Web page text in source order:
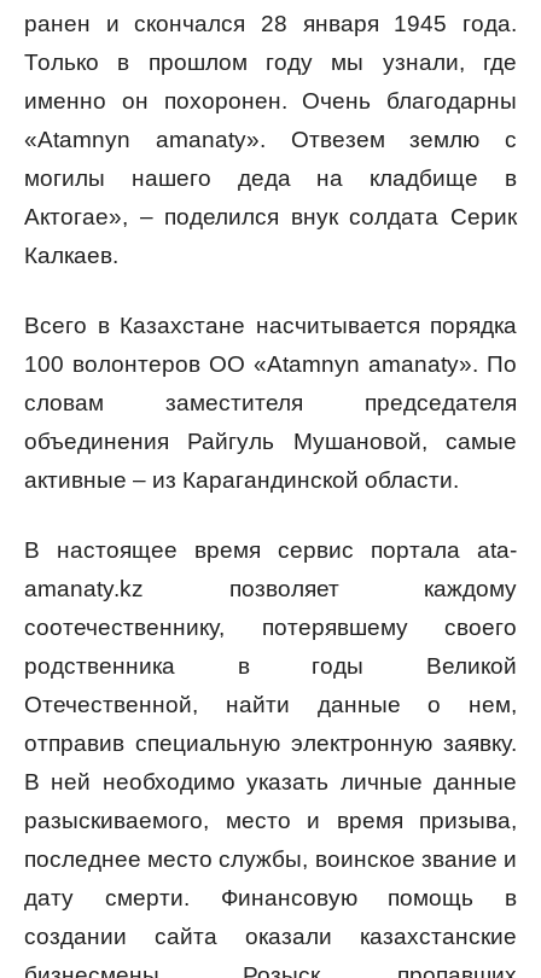
ранен и скончался 28 января 1945 года.
Только в прошлом году мы узнали, где
именно он похоронен. Очень благодарны
«Atamnyn аmanaty». Отвезем землю с
могилы нашего деда на кладбище в
Актогае», – поделился внук солдата Серик
Калкаев.
Всего в Казахстане насчитывается порядка
100 волонтеров ОО «Atamnyn amanaty». По
словам заместителя председателя
объединения Райгуль Мушановой, самые
активные – из Карагандинской области.
В настоящее время сервис портала ata-
amanaty.kz позволяет каждому
соотечественнику, потерявшему своего
родственника в годы Великой
Отечественной, найти данные о нем,
отправив специальную электронную заявку.
В ней необходимо указать личные данные
разыскиваемого, место и время призыва,
последнее место службы, воинское звание и
дату смерти. Финансовую помощь в
создании сайта оказали казахстанские